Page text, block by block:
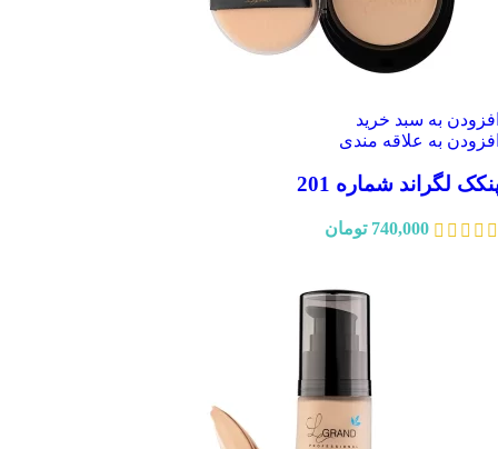
به سبد خرید
به علاقه مندی
لگراند شماره 201
740,000 تومان